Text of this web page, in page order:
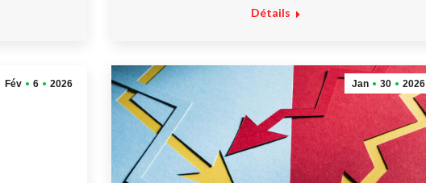
Détails
Fév 6 2026 Jan 30 2026